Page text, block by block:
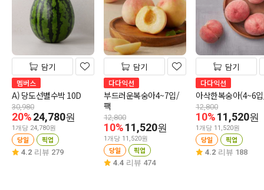
담기
멤버스
A) 당도선별수박 10D
30,980
20%24,780원
1개당 24,780원
당일 픽업
4.2 리뷰 279
담기
다다익선
부드러운복숭아4~7입/
팩
12,800
10%11,520원
1개당 11,520원
당일 픽업
4.4 리뷰 474
담기
다다익선
아삭한복숭아(4~6
12,800
10%11,520원
1개당 11,520원
당일 픽업
4.2 리뷰 188